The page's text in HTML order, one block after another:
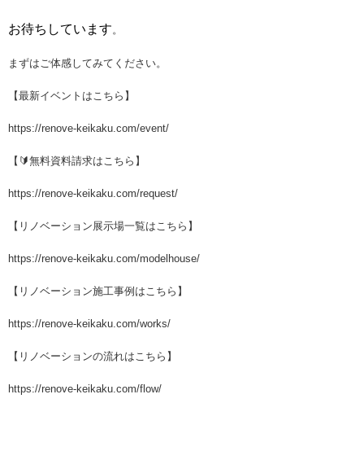
お待ちしています 。
まずはご体感してみてください。
【最新イベントはこちら】
https://renove-keikaku.com/event/
【🔰無料資料請求はこちら】
https://renove-keikaku.com/request/
【リノベーション展示場一覧はこちら】
https://renove-keikaku.com/modelhouse/
【リノベーション施工事例はこちら】
https://renove-keikaku.com/works/
【リノベーションの流れはこちら】
https://renove-keikaku.com/flow/